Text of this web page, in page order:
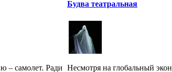
– самолет. Ради
Будва театральная
Несмотря на глобальный